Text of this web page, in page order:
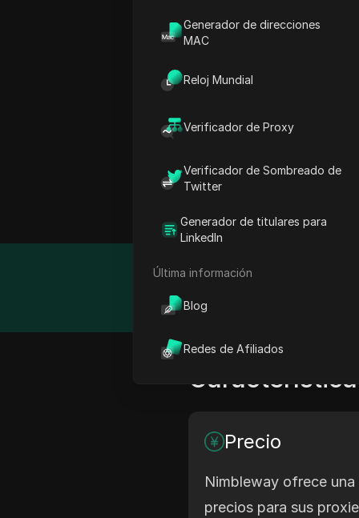
Generador de direcciones
MAC
Reloj Mundial
Verificador de Proxy
Verificador de Sombreado de
Twitter
Generador de titulares para
LinkedIn
Última información
Blog
Redes de Afiliados
¿Necesitas datos
Detalle
Característica
Precio
Nimbleway ofrece
precios para sus